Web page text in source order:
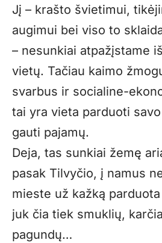
Jį – krašto švietimui,
augimui bei viso to
– nesunkiai atpažįstame
vietų. Tačiau kaimo
svarbus ir socialine-
tai yra vieta parduoti
gauti pajamų.
Deja, tas sunkiai žemę
pasak Tilvyčio, į namus
mieste už kažką
juk čia tiek smuklių,
pagundų…